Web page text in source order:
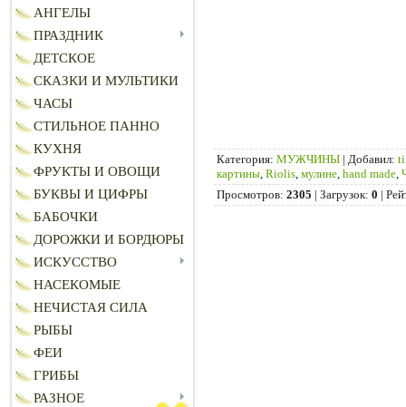
АНГЕЛЫ
ПРАЗДНИК
ДЕТСКОЕ
СКАЗКИ И МУЛЬТИКИ
ЧАСЫ
СТИЛЬНОЕ ПАННО
КУХНЯ
ФРУКТЫ И ОВОЩИ
БУКВЫ И ЦИФРЫ
БАБОЧКИ
ДОРОЖКИ И БОРДЮРЫ
ИСКУССТВО
НАСЕКОМЫЕ
НЕЧИСТАЯ СИЛА
РЫБЫ
ФЕИ
ГРИБЫ
РАЗНОЕ
Категория: МУЖЧИНЫ | Добавил:
картины Riolis мулине hand made
Просмотров: 2305 | Загрузок: 0 |